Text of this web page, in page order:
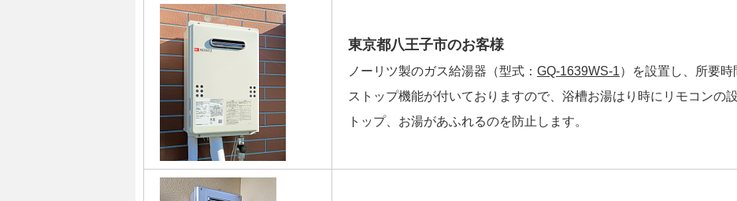
東京都八王子市のお客様
ノーリツ製のガス給湯器（型式： GQ-1639WS-1）を設置し、所要
ストップ機能が付いておりますので、浴槽お湯はり時にリモコンの
トップ、お湯があふれるのを防止します。